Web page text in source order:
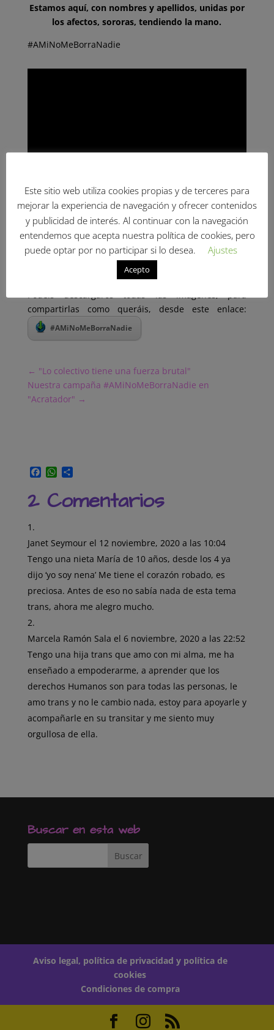
Estamos aquí, con nombres y apellidos, unidas por
los afectos,sororas,tendiendo la mano.
#AMiNoMeBorraNadie
Podéis descargaros todas las imágenes, para
compartirlas como queráis, desde este enlace:
#AMiNoMeBorraNadie
← "Lo colectivo tiene una fuerza brutal"
Nuestra campaña #AMiNoMeBorraNadie en
"Acratador" →
F
o
k
W
a
t
p
p
C
m
p
t
i
r
2 Comentarios
Janet Seymour el 12 noviembre, 2020 a las 10:04
Tengo una nieta María de 10 años, desde los 4 ya
dijo ‘yo soy nena’ Me tiene el corazón robado, es
preciosa. Antes de eso no sabía nada de esta tema
trans, ahora me alegro mucho.
Marcela Ramón Sala el 6 noviembre, 2020 a las 22:52
Tengo una hija trans que amo con mi alma, me ha
enseñado a empoderarme, a aprender que los
derechos Humanos son para todas las personas, le
amo trans y no le cambio nada, estoy para apoyarle y
acompañarle en su transitar y me siento muy
orgullosa de ella.
Buscar en esta web
Aviso legal, política de privacidad y política de
cookies
Condiciones de compra
Este sitio web utiliza cookies propias y de terceres para
mejorar la experiencia de navegación y ofrecer contenidos
y publicidad de interés. Al continuar con la navegación
entendemos que acepta nuestra política de cookies, pero
puede optar por no participar si lo desea.
Ajustes
Acepto